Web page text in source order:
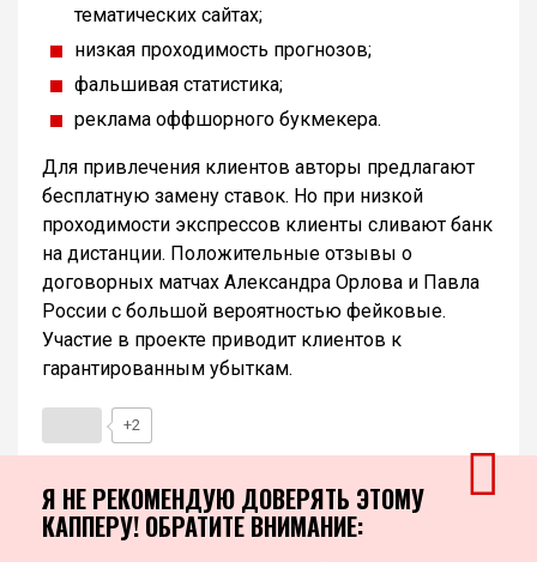
тематических сайтах;
низкая проходимость прогнозов;
фальшивая статистика;
реклама оффшорного букмекера.
Для привлечения клиентов авторы предлагают
бесплатную замену ставок. Но при низкой
проходимости экспрессов клиенты сливают банк
на дистанции. Положительные отзывы о
договорных матчах Александра Орлова и Павла
России с большой вероятностью фейковые.
Участие в проекте приводит клиентов к
гарантированным убыткам.
+2
Я НЕ РЕКОМЕНДУЮ ДОВЕРЯТЬ ЭТОМУ
КАППЕРУ! ОБРАТИТЕ ВНИМАНИЕ: